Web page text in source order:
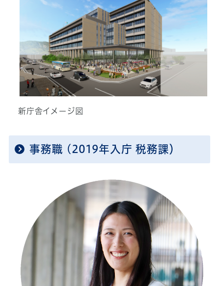
新庁舎イメージ図
事務職 (2019年入庁 税務課）